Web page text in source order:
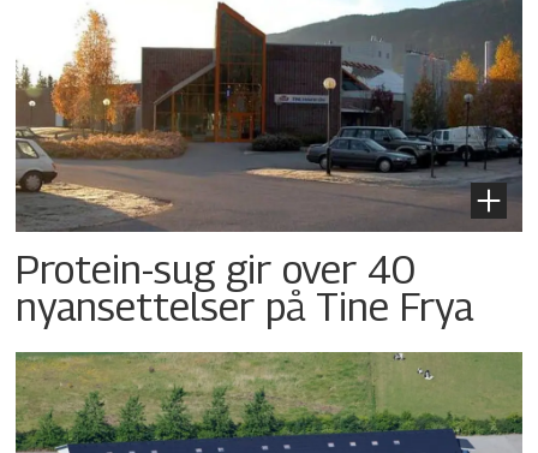
Protein-sug gir over 40
nyansettelser på Tine Frya